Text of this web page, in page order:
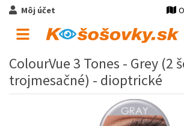
Môj účet
ColourVue 3 Tones - Grey (2
trojmesačné) - dioptrické